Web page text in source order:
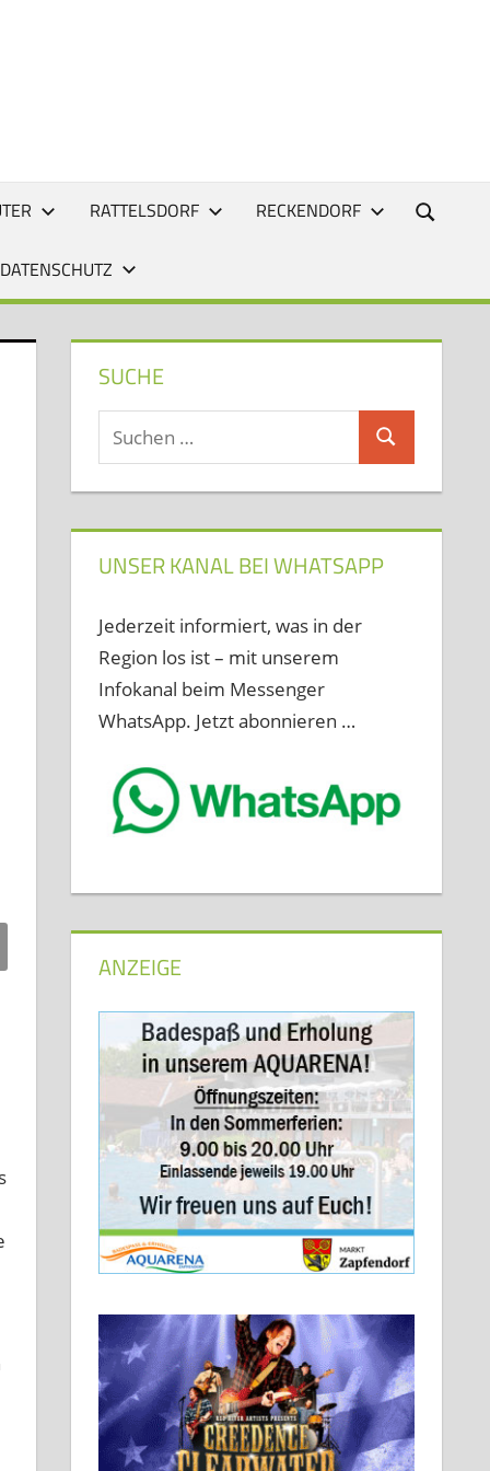
RATTELSDORF RECKENDORF
SUCHE
Suchen
nach:
Suchen
UNSER KANAL BEI WHATSAPP
Jederzeit informiert, was in der
Region los ist – mit unserem
Infokanal beim Messenger
WhatsApp. Jetzt abonnieren …
ANZEIGE